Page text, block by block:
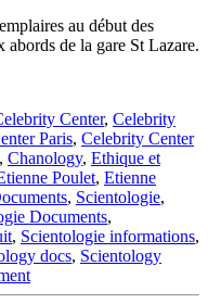
au début des
abords de la gare St Lazare.
Center, Celebrity
Paris, Celebrity Center
, Chanology, Ethique et
Poulet, Etienne
, Scientologie,
Documents,
, Scientologie informations,
docs, Scientology